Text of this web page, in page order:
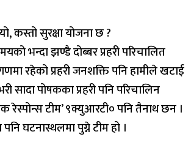
सुरक्षा योजना छ ?
भन्दा झण्डै दोब्बर प्रहरी परिचालित
रहेको प्रहरी जनशक्ति पनि हामीले खटाई
सादा पोषकका प्रहरी पनि परिचालिन
रेस्पोन्स टीम’ ९क्युआरटी० पनि तैनाथ छन ।
घटनास्थलमा पुग्ने टीम हो ।